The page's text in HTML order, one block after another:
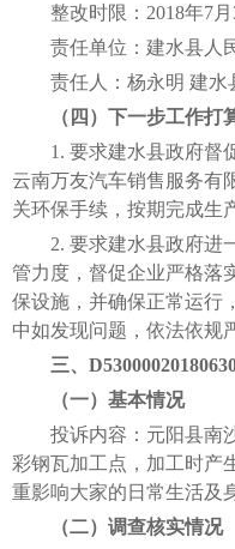
整改时限：2018年7月
责任单位：建水县人
责任人：杨永明 建水
（四）下一步工作打
1. 要求建水县政府督促
云南万友汽车销售服务有
关环保手续，按期完成生
2. 要求建水县政府进一
管力度，督促企业严格落
保设施，并确保正常运行
中如发现问题，依法依规
三、
（一）基本情况
投诉内容：元阳县南沙
彩钢瓦加工点，加工时产
重影响大家的日常生活及
（二）调查核实情况